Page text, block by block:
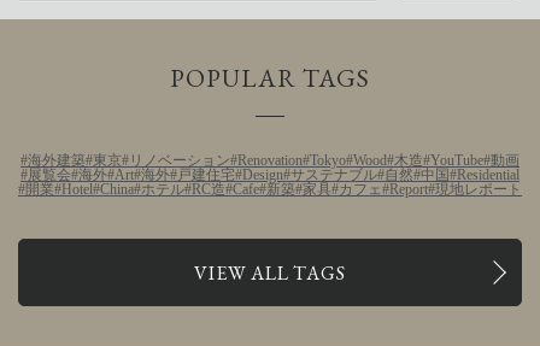
POPULAR TAGS
海外建築 東京 リノベーション Renovation Tokyo Wood 木造 YouTube 動画
展覧会 海外 Art 海外 戸建住宅 Design サステナブル 自然 中国
Residential
開業
Hotel China ホテル RC造 Cafe 新築 家具 カフェ Report 現地レポート
VIEW ALL TAGS